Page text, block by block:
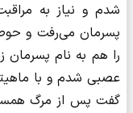
شدم و نیاز به
پسرمان می‌رفت و
را هم به نام پسرمان
عصبی شدم و با
گفت پس از مرگ